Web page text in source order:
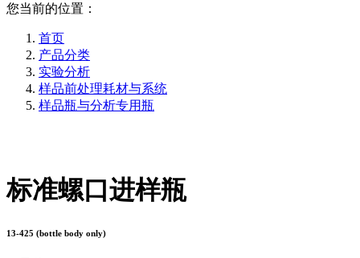
您当前的位置：
首页
产品分类
实验分析
样品前处理耗材与系统
样品瓶与分析专用瓶
标准螺口进样瓶
13-425 (bottle body only)